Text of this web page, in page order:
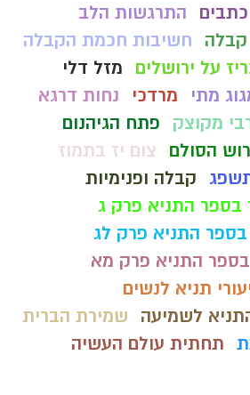
התרגשות הלב
חשיבות חכמת הקבלה
על ירושלים
מזל דלי
מתי
מרדכי
נחות דרגא
מקוצק
פתח הגיהנום
הסולם
צום יז בתמוז
קבלה ופנימיות
בספר התניא פרק ג
בספר התניא פרק לג
בספר התניא פרק מא
תניא לנשים
לשמיעה
שמירת הברית
תחתית עולם העשיה